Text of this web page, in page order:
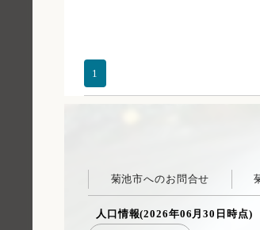
1
菊池市へのお問合せ
人口情報(2026年06月30日時点)